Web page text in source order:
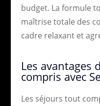
budget. La formule
maîtrise totale des
cadre relaxant et
Les avantages
compris avec
Les séjours tout